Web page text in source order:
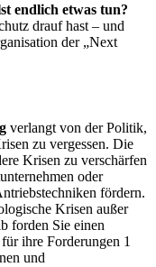
endlich etwas tun?
drauf hast – und
der „Next
verlangt von der Politik,
zu vergessen. Die
Krisen zu verschärfen
oder
fördern.
Krisen außer
forden Sie einen
ihre Forderungen 1
und